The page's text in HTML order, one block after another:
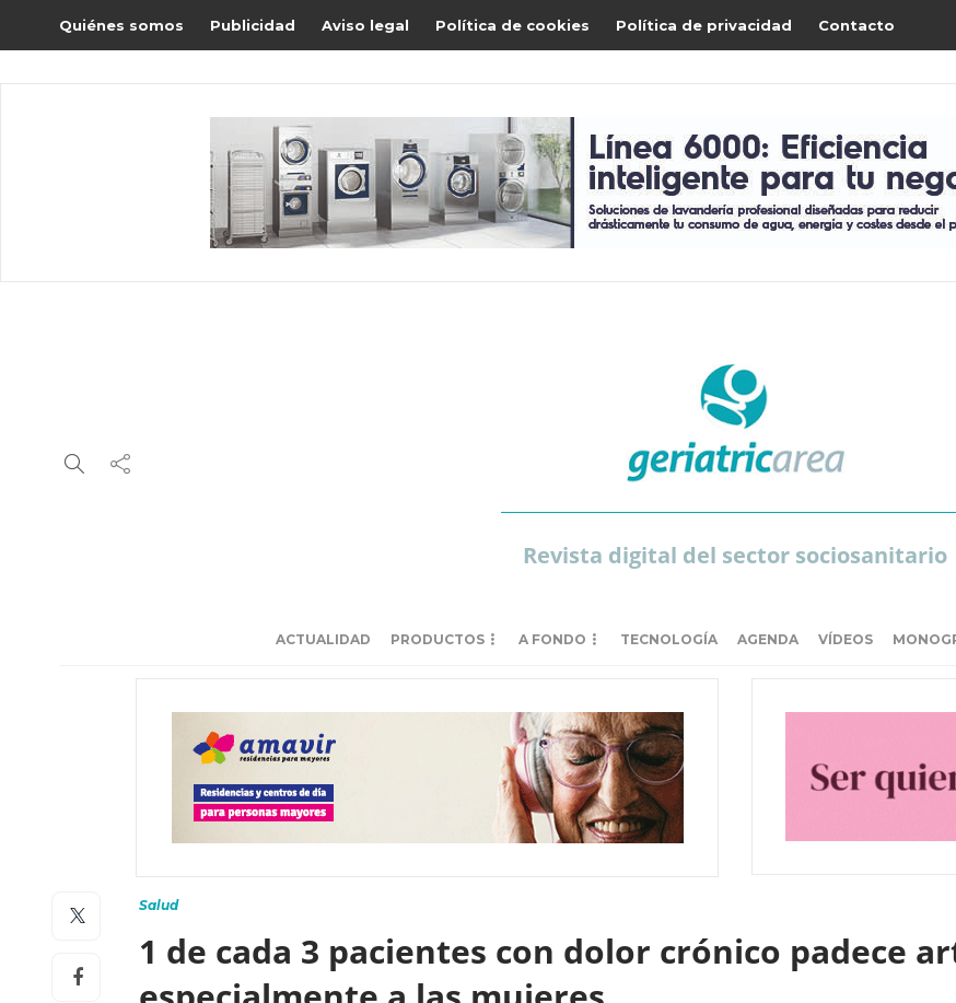
Quiénes somos Publicidad Aviso legal Política de cookies Política de privacidad Contacto
Revista digital del sector sociosanitario
ACTUALIDAD PRODUCTOS A FONDO TECNOLOGÍA AGENDA VÍDEOS
Salud
1 de cada 3 pacientes con dolor crónico padece